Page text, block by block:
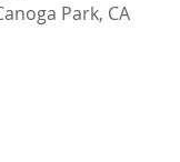
Park, CA